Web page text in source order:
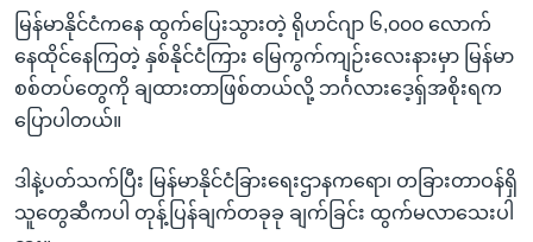
မြန်မာနိုင်ငံကနေ ထွက်ပြေးသွားတဲ့ ရိုဟင်ဂျာ ၆,၀၀၀ လောက်
နေထိုင်နေကြတဲ့ နှစ်နိုင်ငံကြား မြေကွက်ကျဉ်းလေးနားမှာ မြန်မာ
စစ်တပ်တွေကို ချထားတာဖြစ်တယ်လို့ ဘင်္ဂလားဒေ့ရှ်အစိုးရက
ပြောပါတယ်။
ဒါနဲ့ပတ်သက်ပြီး မြန်မာနိုင်ငံခြားရေးဌာနကရော၊ တခြားတာဝန်ရှိ
သူတွေဆီကပါ တုန့်ပြန်ချက်တခုခု ချက်ခြင်း ထွက်မလာသေးပါ